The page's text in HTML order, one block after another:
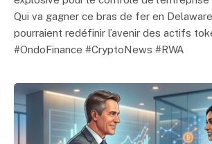
Qui va gagner ce bras de fer en
pourraient redéfinir l’avenir des actifs
#OndoFinance #CryptoNews #RWA